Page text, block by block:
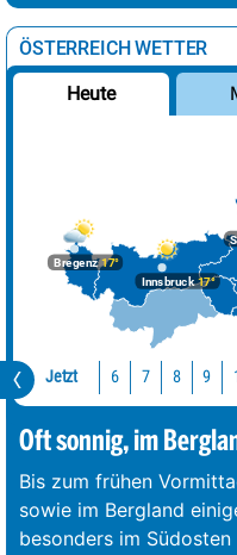
ÖSTERREICH WETTER
Heute
Bregenz17°
Innsbruck17°
Jetzt 6 7 8 9
Oft sonnig, im
Bis zum frühen
sowie im Bergland
besonders im